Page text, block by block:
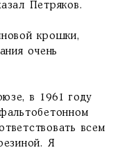
Петряков.
крошки,
очень
в 1961 году
всем
Я